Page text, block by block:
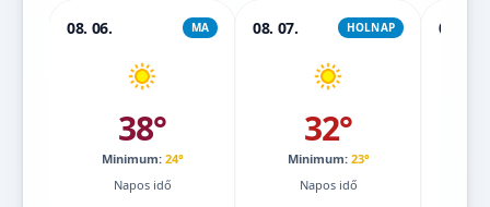
08. 06. MA
38°
Minimum: 24°
Napos idő
08. 07. HOLNAP
32°
Minimum: 23°
Napos idő
08. 08.